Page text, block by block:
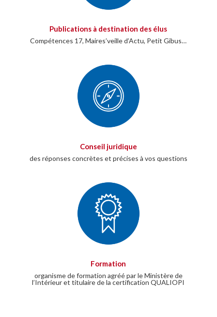
Publications à destination des élus
Compétences 17, Maires’veille d’Actu, Petit Gibus…
Conseil juridique
des réponses concrètes et précises à vos questions
Formation
organisme de formation agréé par le Ministère de
l’Intérieur et titulaire de la certification QUALIOPI